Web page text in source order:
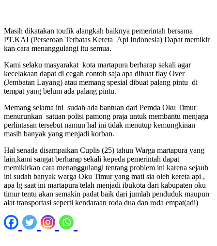
Masih dikatakan toufik alangkah baiknya pemerintah bersama
PT.KAI (Perseroan Terbatas Kereta Api Indonesia) Dapat memikir
kan cara menanggulangi itu semua.
Kami selaku masyarakat kota martapura berharap sekali agar
kecelakaan dapat di cegah contoh saja apa dibuat flay Over
(Jembatan Layang) atau memang spesial dibuat palang pintu di
tempat yang belum ada palang pintu.
Memang selama ini sudah ada bantuan dari Pemda Oku Timur
menurunkan satuan polisi pamong praja untuk membantu menjaga
perlintasan tersebut namun hal ini tidak menutup kemungkinan
masih banyak yang menjadi korban.
Hal senada disampaikan Cuplis (25) tahun Warga martapura yang
lain,kami sangat berharap sekali kepeda pemerintah dapat
memikirkan cara menanggulangi tentang problem ini karena sejauh
ini sudah banyak warga Oku Timur yang mati sia oleh kereta api ,
apa lg saat ini martapura telah menjadi ibukota dari kabupaten oku
timur tentu akan semakin padat baik dari jumlah penduduk maupun
alat transportasi seperti kendaraan roda dua dan roda empat(adi)